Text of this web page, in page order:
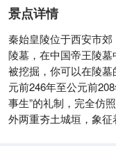
景点详情
秦始皇陵位于西安市
陵墓，在中国帝王陵
被挖掘，你可以在陵
元前246年至公元前
事生”的礼制，完全仿
外两重夯土城垣，象